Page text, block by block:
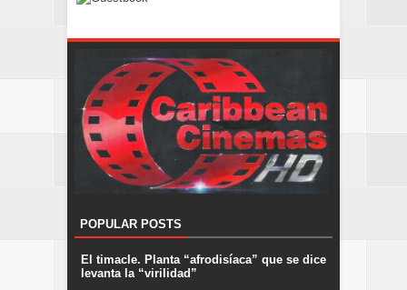
POPULAR POSTS
El timacle. Planta “afrodisíaca” que se dice
levanta la “virilidad”